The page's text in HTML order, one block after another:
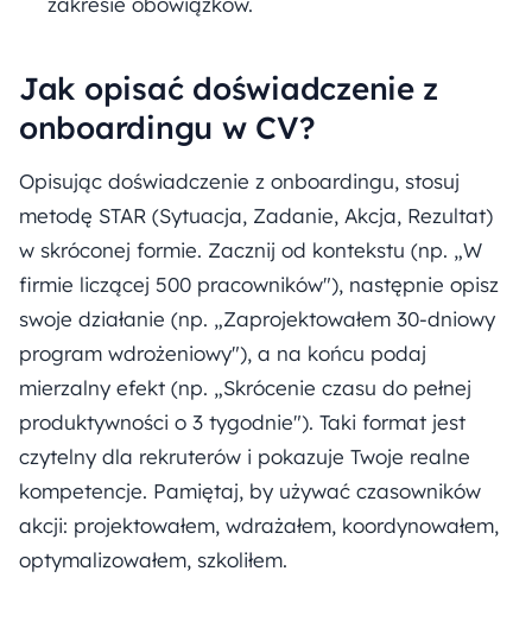
Jak opisać doświadczenie z
onboardingu w CV?
Opisując doświadczenie z onboardingu, stosuj
metodę STAR (Sytuacja, Zadanie, Akcja, Rezultat)
w skróconej formie. Zacznij od kontekstu (np. „W
firmie liczącej 500 pracowników"), następnie opisz
swoje działanie (np. „Zaprojektowałem 30-dniowy
program wdrożeniowy"), a na końcu podaj
mierzalny efekt (np. „Skrócenie czasu do pełnej
produktywności o 3 tygodnie"). Taki format jest
czytelny dla rekruterów i pokazuje Twoje realne
kompetencje. Pamiętaj, by używać czasowników
akcji: projektowałem, wdrażałem, koordynowałem,
optymalizowałem, szkoliłem.